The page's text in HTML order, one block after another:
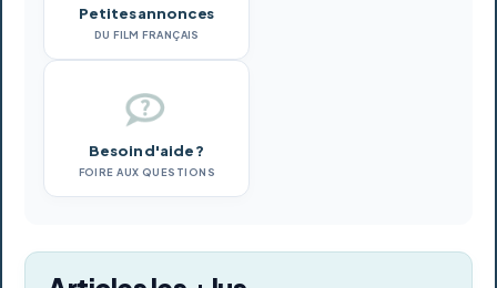
Petites annonces
DU FILM FRANÇAIS
Besoin d'aide ?
FOIRE AUX QUESTIONS